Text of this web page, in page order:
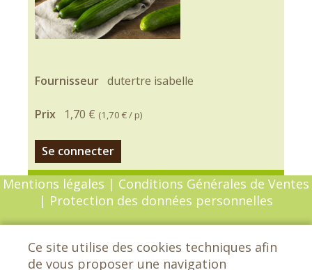
Fournisseur dutertre isabelle
Prix 1,70 € (1,70 €/ p)
Se connecter
Mentions légales | Conditions Générales de Ventes
| Protection des données personnelles
réservés - Conception :Sarl Dynapse
Ce site utilise des cookies techniques afin
de vous proposer une navigation